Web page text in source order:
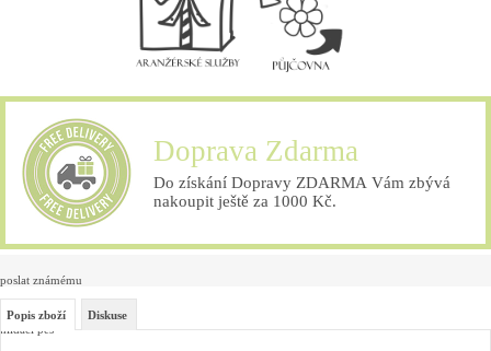
Doprava Zdarma
Do získání Dopravy ZDARMA Vám zbývá
nakoupit ještě za 1000 Kč.
poslat známému
hlídací pes
Popis zboží Diskuse